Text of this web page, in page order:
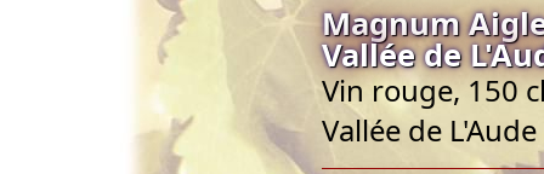
Magnum
Vallée de
Vin rouge, 150
Vallée de L'Aude